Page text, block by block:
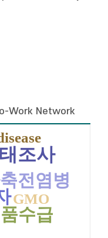
Work Network
조사
전염병
수급
GMO